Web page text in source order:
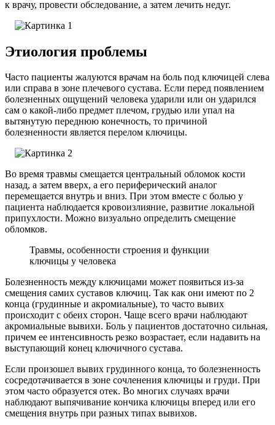
к врачу, провести обследование, а затем лечить недуг.
Этиология проблемы
Часто пациенты жалуются врачам на боль под ключицей слева
или справа в зоне плечевого сустава. Если перед появлением
болезненных ощущений человека ударили или он ударился
сам о какой-либо предмет плечом, грудью или упал на
вытянутую переднюю конечность, то причиной
болезненности является перелом ключицы.
Во время травмы смещается центральный обломок кости
назад, а затем вверх, а его периферический аналог
перемещается внутрь и вниз. При этом вместе с болью у
пациента наблюдается кровоизлияние, развитие локальной
припухлости. Можно визуально определить смещение
обломков.
Травмы, особенности строения и функции
ключицы у человека
Болезненность между ключицами может появиться из-за
смещения самих суставов ключиц. Так как они имеют по 2
конца (грудинные и акромиальные), то часто вывих
происходит с обеих сторон. Чаще всего врачи наблюдают
акромиальные вывихи. Боль у пациентов достаточно сильная,
причем ее интенсивность резко возрастает, если надавить на
выступающий конец ключичного сустава.
Если произошел вывих грудинного конца, то болезненность
сосредотачивается в зоне сочленения ключицы и груди. При
этом часто образуется отек. Во многих случаях врачи
наблюдают выпячивание кончика ключицы вперед или его
смещения внутрь при разных типах вывихов.